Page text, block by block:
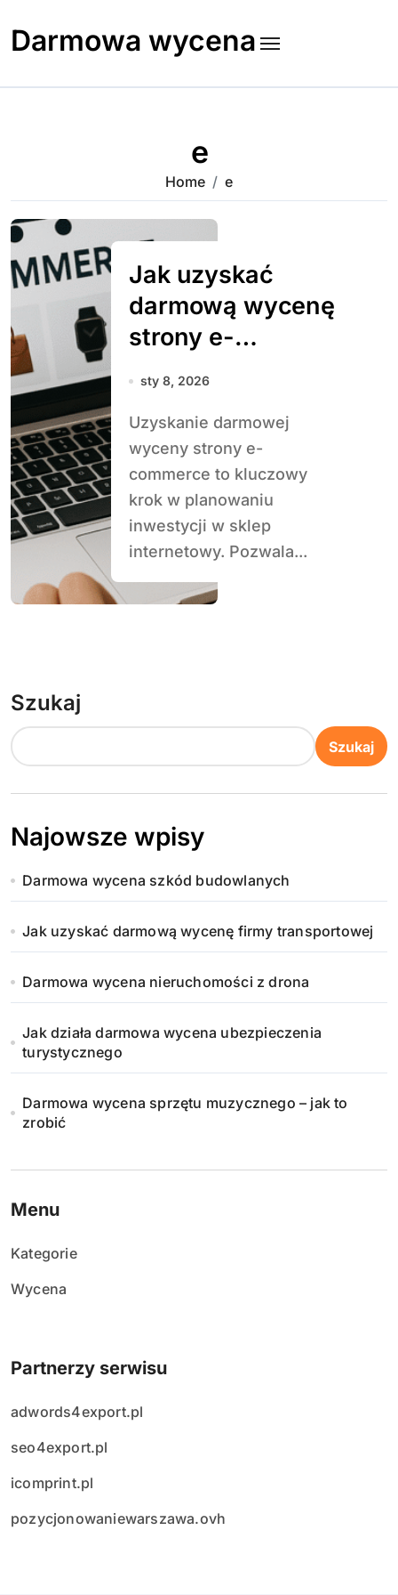
content
Darmowa wycena
e
Home e
Jak uzyskać
darmową wycenę
strony e-
commerce
sty 8, 2026
Uzyskanie darmowej
wyceny strony e-
commerce to kluczowy
krok w planowaniu
inwestycji w sklep
internetowy. Pozwala...
Szukaj
Szukaj
Najowsze wpisy
Darmowa wycena szkód budowlanych
Jak uzyskać darmową wycenę firmy transportowej
Darmowa wycena nieruchomości z drona
Jak działa darmowa wycena ubezpieczenia
turystycznego
Darmowa wycena sprzętu muzycznego – jak to
zrobić
Menu
Kategorie
Wycena
Partnerzy serwisu
adwords4export.pl
seo4export.pl
icomprint.pl
pozycjonowaniewarszawa.ovh